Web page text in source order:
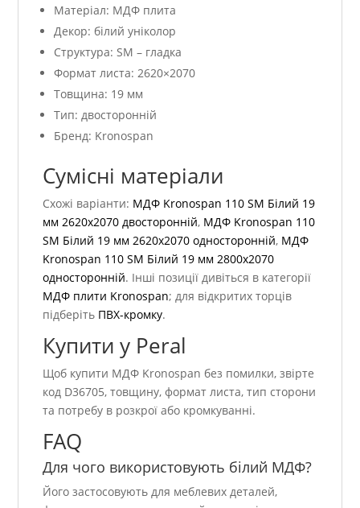
Матеріал: МДФ плита
Декор: білий уніколор
Структура: SM – гладка
Формат листа: 2620×2070
Товщина: 19 мм
Тип: двосторонній
Бренд: Kronospan
Сумісні матеріали
Схожі варіанти: МДФ Kronospan 110 SM Білий 19
мм 2620х2070 двосторонній, МДФ Kronospan 110
SM Білий 19 мм 2620х2070 односторонній, МДФ
Kronospan 110 SM Білий 19 мм 2800х2070
односторонній. Інші позиції дивіться в категорії
МДФ плити Kronospan; для відкритих торців
підберіть ПВХ-кромку.
Купити у Peral
Щоб купити МДФ Kronospan без помилки, звірте
код D36705, товщину, формат листа, тип сторони
та потребу в розкрої або кромкуванні.
FAQ
Для чого використовують білий МДФ?
Його застосовують для меблевих деталей,